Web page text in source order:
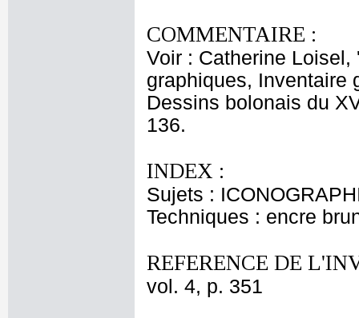
COMMENTAIRE :
Voir : Catherine
graphiques, Inventaire
Dessins bolonais du
136.
INDEX :
Sujets :
Techniques : encre
REFERENCE DE
vol. 4, p. 351